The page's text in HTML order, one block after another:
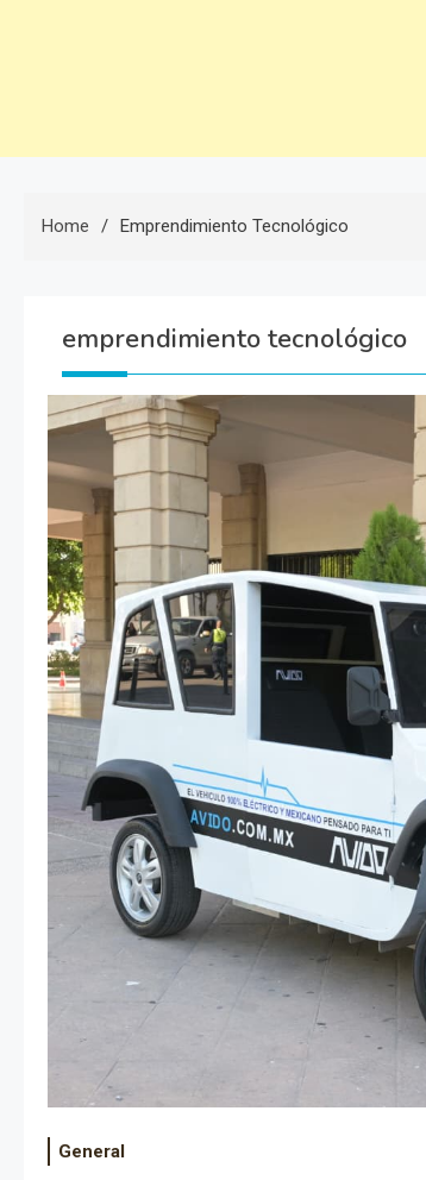
Home Emprendimiento Tecnológico
emprendimiento tecnológico
General